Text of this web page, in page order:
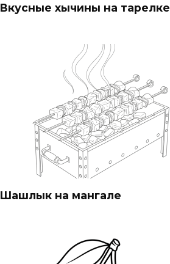
Вкусные хычины на тарелке
Шашлык на мангале